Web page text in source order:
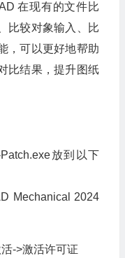
在现有的文件比
比较对象输入、比
，可以更好地帮助
比结果，提升图纸
放到以下
Mechanical 2024
->激活许可证